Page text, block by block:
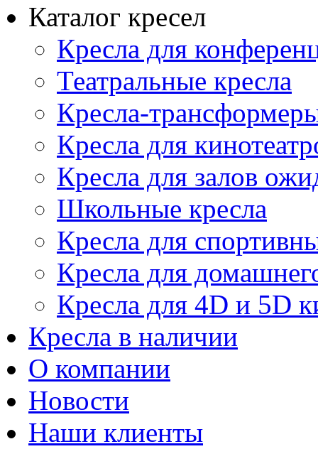
Каталог кресел
Кресла для
Театральные кресла
Кресла-
Кресла для
Кресла для залов
Школьные кресла
Кресла для
Кресла для
Кресла для 4D и 5D
Кресла в наличии
О компании
Новости
Наши клиенты